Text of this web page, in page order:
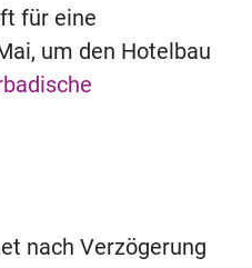
für eine
um den Hotelbau
nach Verzögerung